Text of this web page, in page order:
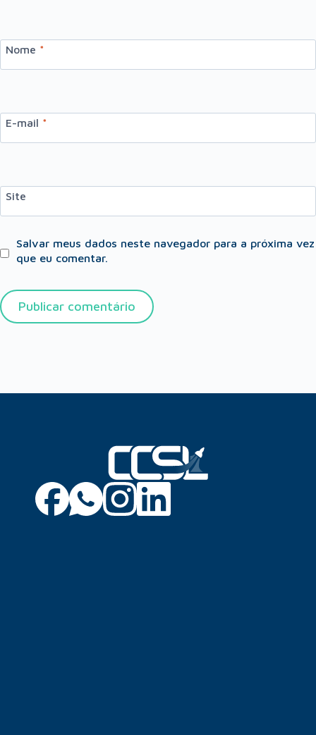
Nome *
E-mail *
Site
Salvar meus dados neste navegador para a próxima vez
que eu comentar.